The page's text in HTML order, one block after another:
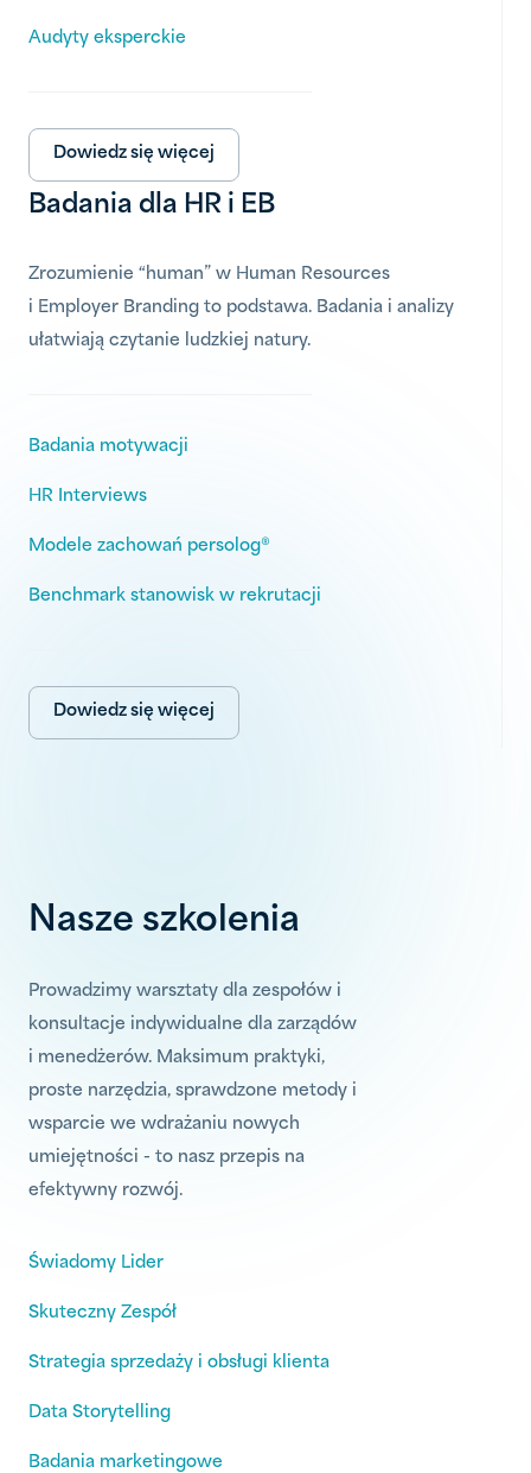
Audyty eksperckie
Dowiedz się więcej
Badania dla HR i EB
Zrozumienie “human” w Human Resources
i Employer Branding to podstawa. Badania i analizy
ułatwiają czytanie ludzkiej natury.
Badania motywacji
HR Interviews
Modele zachowań persolog®
Benchmark stanowisk w rekrutacji
Dowiedz się więcej
Nasze szkolenia
Prowadzimy warsztaty dla zespołów i
konsultacje indywidualne dla zarządów
i menedżerów. Maksimum praktyki,
proste narzędzia, sprawdzone metody i
wsparcie we wdrażaniu nowych
umiejętności - to nasz przepis na
efektywny rozwój.
Świadomy Lider
Skuteczny Zespół
Strategia sprzedaży i obsługi klienta
Data Storytelling
Badania marketingowe